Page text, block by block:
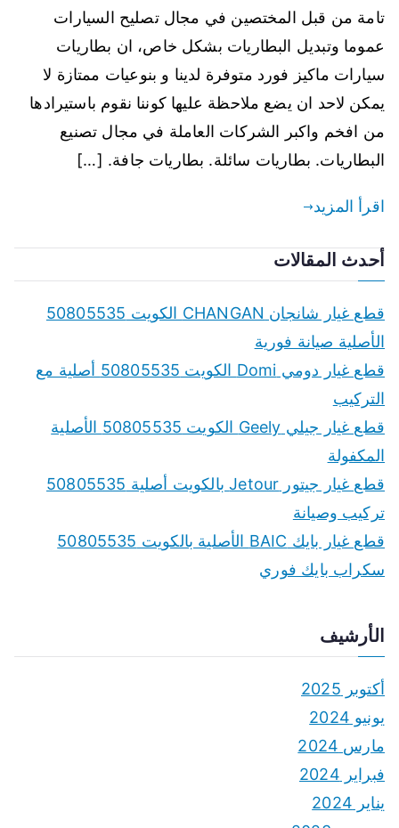
تامة من قبل المختصين في مجال تصليح السيارات
عموما وتبديل البطاريات بشكل خاص، ان بطاريات
سيارات ماكيز فورد متوفرة لدينا و بنوعيات ممتازة لا
يمكن لاحد ان يضع ملاحظة عليها كوننا نقوم باستيرادها
من افخم واكبر الشركات العاملة في مجال تصنيع
البطاريات. بطاريات سائلة. بطاريات جافة. […]
اقرأ المزيد
أحدث المقالات
قطع غيار شانجان CHANGAN الكويت 50805535
الأصلية صيانة فورية
قطع غيار دومي Domi الكويت 50805535 أصلية مع
التركيب
قطع غيار جيلي Geely الكويت 50805535 الأصلية
المكفولة
قطع غيار جيتور Jetour بالكويت أصلية 50805535
تركيب وصيانة
قطع غيار بايك BAIC الأصلية بالكويت 50805535
سكراب بايك فوري
الأرشيف
أكتوبر 2025
يونيو 2024
مارس 2024
فبراير 2024
يناير 2024